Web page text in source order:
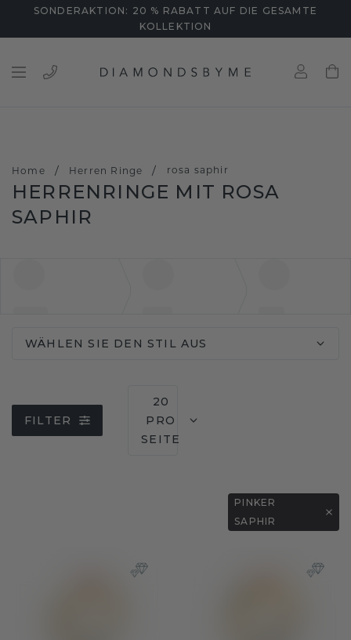
SONDERAKTION: 20 % RABATT AUF DIE GESAMTE
KOLLEKTION
Home / Herren Ringe / rosa saphir
HERRENRINGE MIT ROSA
SAPHIR
WÄHLEN SIE DEN STIL AUS
FILTER
20
PRO
SEITE
PINKER
SAPHIR